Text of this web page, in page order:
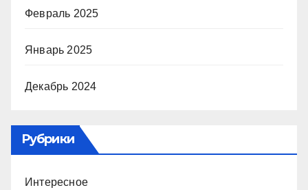
Февраль 2025
Январь 2025
Декабрь 2024
Рубрики
Интересное